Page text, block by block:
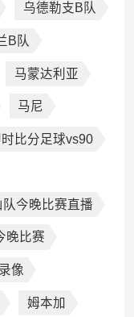
乌德勒支B队
B队
马蒙达利亚
马尼
时比分足球vs90
队今晚比赛直播
晚比赛
像
姆本加